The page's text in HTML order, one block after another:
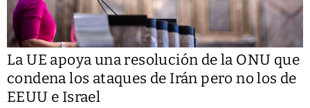
La UE apoya una resolución de la ONU que
condena los ataques de Irán pero no los de
EEUU e Israel